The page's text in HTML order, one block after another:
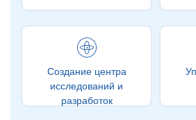
Создание центра
исследований и
разработок